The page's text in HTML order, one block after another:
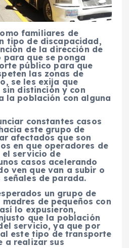
familiares de
tipo de discapacidad,
de la dirección de
para que se ponga
público para que
las zonas de
se les exija que
distinción y con
la población con alguna
constantes casos
este grupo de
afectados que son
en que operadores de
el servicio de
casos acelerando
ven que van a subir o
de parada.
un grupo de
de pequeños con
lo expusieron,
que la población
servicio, ya que por
este tipo de transporte
a realizar sus